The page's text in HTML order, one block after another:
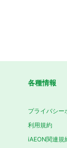
各種情報
プライバシー
利用規約
iAEON関連規